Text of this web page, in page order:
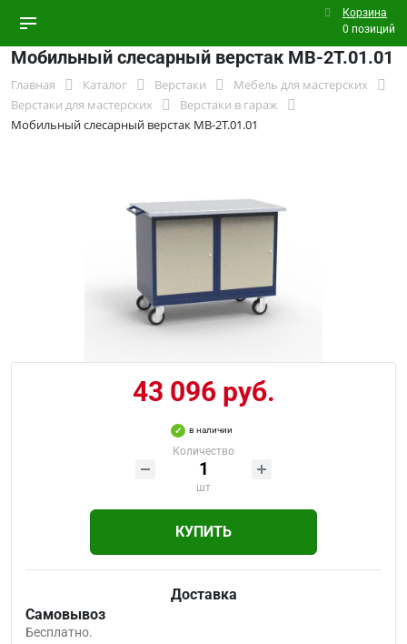
Корзина
0 позиций
Мобильный слесарный верстак МВ-2Т.01.01
Главная Каталог Верстаки
Мебель для мастерских
Верстаки для мастерских
Верстаки в гараж
Мобильный слесарный верстак МВ-2Т.01.01
43 096 руб.
в наличии
Количество
шт
КУПИТЬ
Доставка
Самовывоз
Бесплатно.